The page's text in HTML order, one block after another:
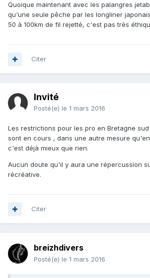
Quoique maintenant avec les palangres
qu'une seule pêche par les longliner
50 à 100km de fil rejetté, c'est pas très
Citer
Invité
Posté(e) le 1 mars 2016
Les restrictions pour les pro en Bretagne
sont en cours , dans une autre mesure
c'est déjà mieux que rien.
Aucun doute qu'il y aura une répercussion
récréative.
Citer
breizhdivers
Posté(e) le 1 mars 2016